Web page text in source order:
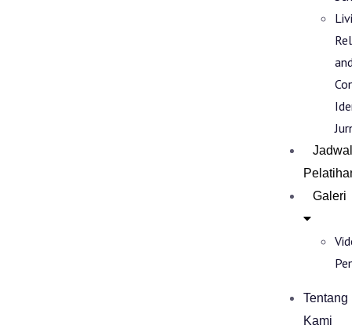
Jadwal
Galeri
Tentang
Kami